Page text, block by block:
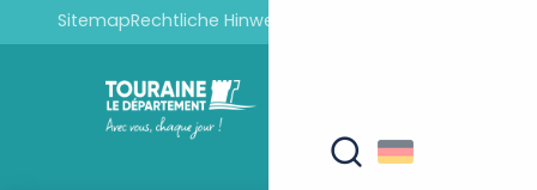
SitemapRechtliche Hinweise